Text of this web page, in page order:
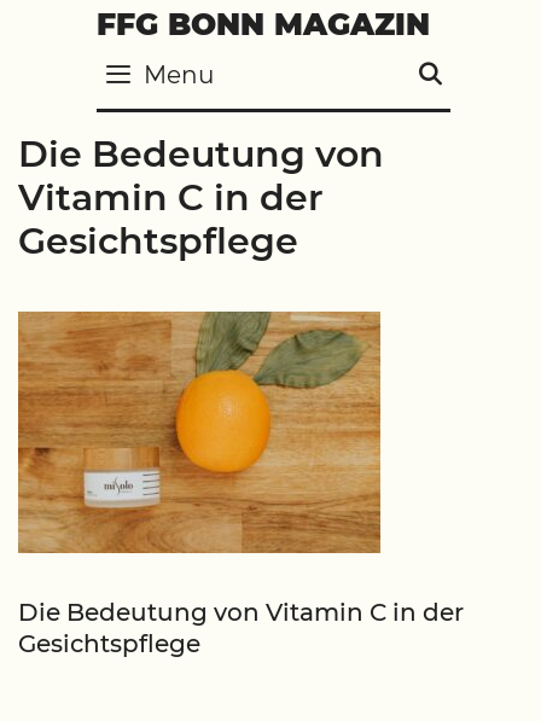
FFG BONN MAGAZIN
Menu
Die Bedeutung von
Vitamin C in der
Gesichtspflege
Die Bedeutung von Vitamin C in der
Gesichtspflege